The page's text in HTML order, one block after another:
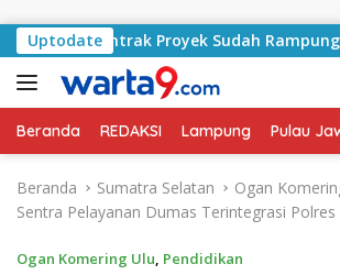
Uptodate
Kontrak Proyek Sudah Rampung
Beranda REDAKSI Lampung Pulau
Beranda Sumatra Selatan Ogan
Sentra Pelayanan Dumas Terintegrasi
Ogan Komering Ulu, Pendidikan